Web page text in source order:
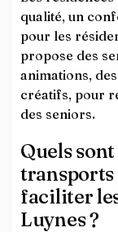
qualité, un
pour les
propose des
animations,
créatifs, pour
des seniors.
Quels
transports
faciliter
Luynes ?